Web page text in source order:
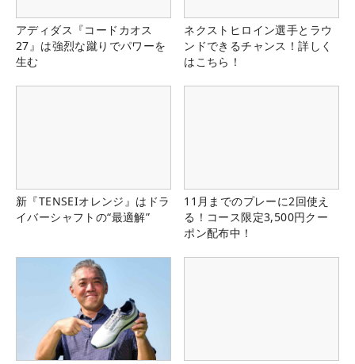
アディダス『コードカオス
27』は強烈な蹴りでパワーを
生む
ネクストヒロイン選手とラウ
ンドできるチャンス！詳しく
はこちら！
新『TENSEIオレンジ』はドラ
イバーシャフトの“最適解”
11月までのプレーに2回使え
る！コース限定3,500円クー
ポン配布中！